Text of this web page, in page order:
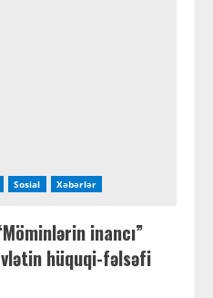
Sosial Xəbərlər
inancı”
hüquqi-fəlsəfi